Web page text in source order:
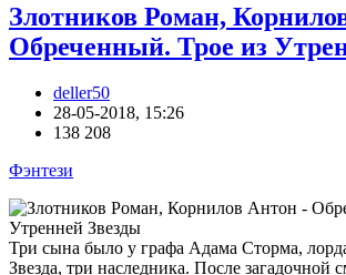
Злотников Роман,
Обреченный. Трое из
deller50
28-05-2018, 15:26
138 208
Фэнтези
Три сына было у графа Адама Сторма,
Звезда, три наследника. После загадочной